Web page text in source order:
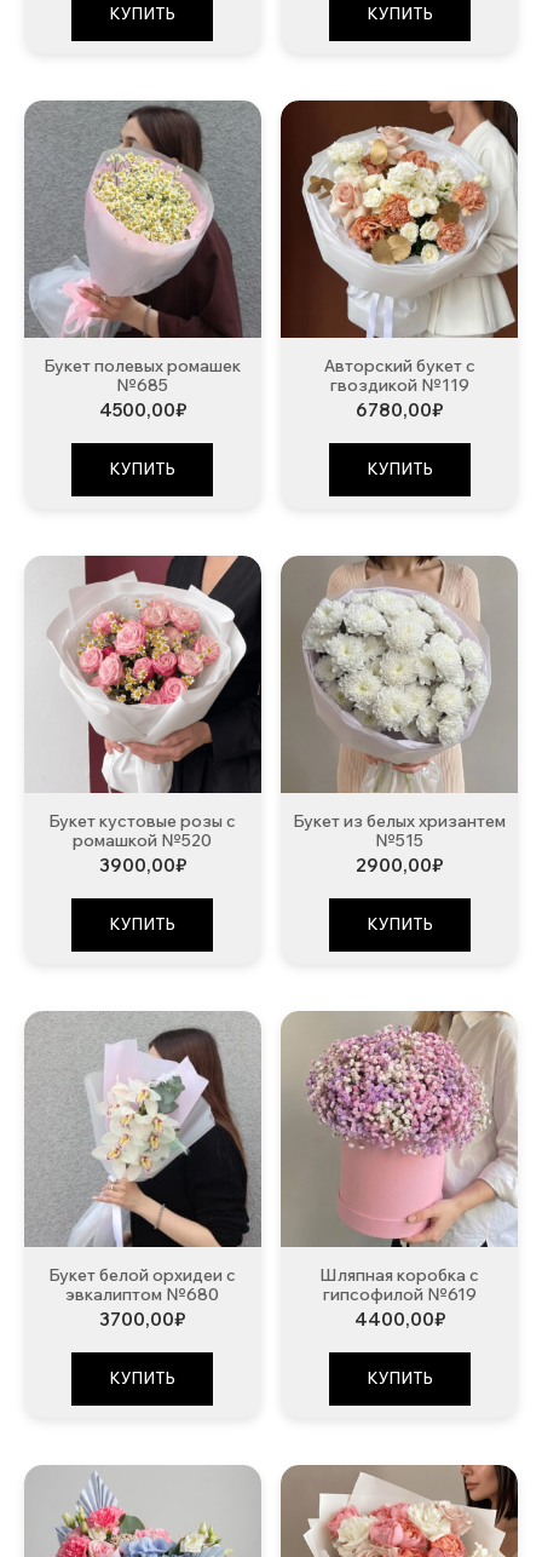
КУПИТЬ КУПИТЬ
Букет полевых ромашек
№685
4500,00₽
КУПИТЬ
Авторский букет с
гвоздикой №119
6780,00₽
КУПИТЬ
Букет кустовые розы с
ромашкой №520
3900,00₽
КУПИТЬ
Букет из белых хризантем
№515
2900,00₽
КУПИТЬ
Букет белой орхидеи с
эвкалиптом №680
3700,00₽
КУПИТЬ
Шляпная коробка с
гипсофилой №619
4400,00₽
КУПИТЬ